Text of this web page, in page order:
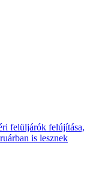
felüljárók felújítása,
is lesznek